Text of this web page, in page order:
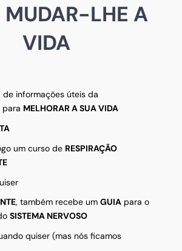
MUDAR-LHE A
VIDA
de informações úteis da
para MELHORAR A SUA VIDA
um curso de RESPIRAÇÃO
, também recebe um GUIApara o
SISTEMA NERVOSO
quiser (mas nós ficamos